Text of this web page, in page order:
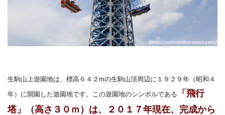
生駒山上遊園地は、標高 ６４２mの生駒山頂周辺に １９２９ 年（昭和４
年）に開園した遊園地です 。この遊園地のシンボルである
「飛行
塔」（高さ ３０ ｍ）は、２０１７年現在、完成から